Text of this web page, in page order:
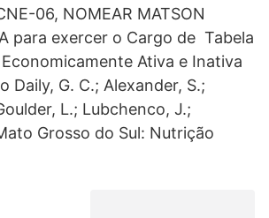
06, NOMEAR MATSON
para exercer o Cargo de Tabela
Ativa e Inativa
Daily, G. C.; Alexander, S.;
L.; Lubchenco, J.;
Grosso do Sul: Nutrição